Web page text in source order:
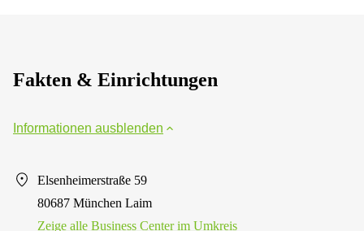
Fakten & Einrichtungen
Informationen ausblenden
Elsenheimerstraße 59
80687 München Laim
Zeige alle Business Center im Umkreis